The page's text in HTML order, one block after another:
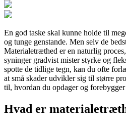
En god taske skal kunne holde til
og tunge genstande. Men selv de
Materialetræthed er en naturlig
syninger gradvist mister styrke og
spotte de tidlige tegn, kan du ofte
at små skader udvikler sig til større
til, hvordan du opdager og
Hvad er